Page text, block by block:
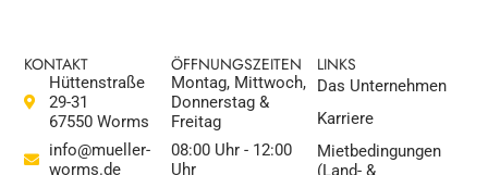
KONTAKT
Hüttenstraße
29-31
67550 Worms
info@mueller-
worms.de
ÖFFNUNGSZEITEN
Montag, Mittwoch,
Donnerstag &
Freitag
08:00 Uhr - 12:00
Uhr
LINKS
Das Unternehmen
Karriere
Mietbedingungen
(Land- &